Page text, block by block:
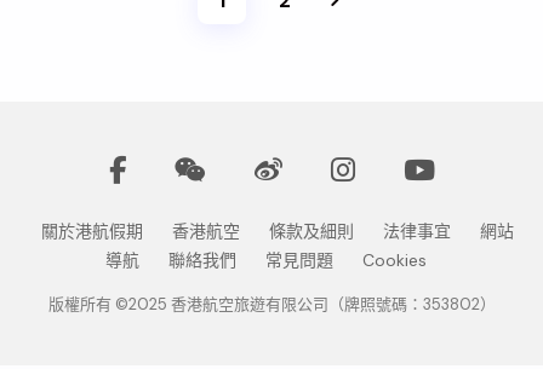
關於港航假期 香港航空 條款及細則 法律事宜
網站
導航
聯絡我們 常見問題 Cookies
版權所有 ©2025 香港航空旅遊有限公司（牌照號碼：353802）